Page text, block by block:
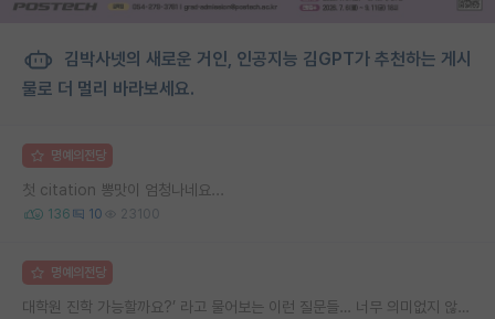
김박사넷의 새로운 거인, 인공지능 김GPT가 추천하는 게시
물로 더 멀리 바라보세요.
명예의전당
첫 citation 뽕맛이 엄청나네요...
136 10 23100
명예의전당
대학원 진학 가능할까요?’ 라고 물어보는 이런 질문들… 너무 의미없지 않나요?